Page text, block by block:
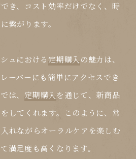
き、コスト効率だけでなく、時
繋がります。
ュにおける定期購入 の魅力は、
ーバーにも簡単にアクセスでき
は、定期購入 を通じて、新商品
してくれます。このように、常
れながらオーラルケアを楽しむ
満足度も高くなります。